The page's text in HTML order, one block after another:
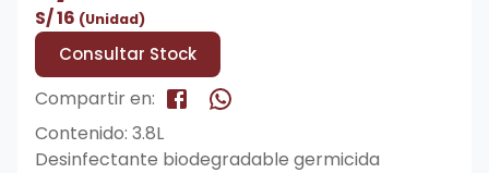
S/16 (Unidad)
Consultar Stock
Compartir en:
Contenido: 3.8L
Desinfectante biodegradable germicida